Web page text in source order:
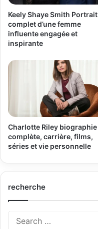
Keely Shaye Smith Portrait
complet d’une femme
influente engagée et
inspirante
Charlotte Riley biographie
complète, carrière, films,
séries et vie personnelle
recherche